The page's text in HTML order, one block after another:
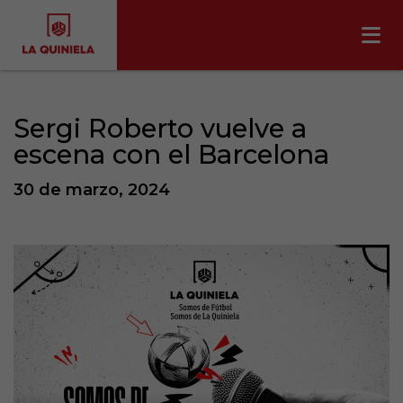
Sergi Roberto vuelve a
escena con el Barcelona
30 de marzo, 2024